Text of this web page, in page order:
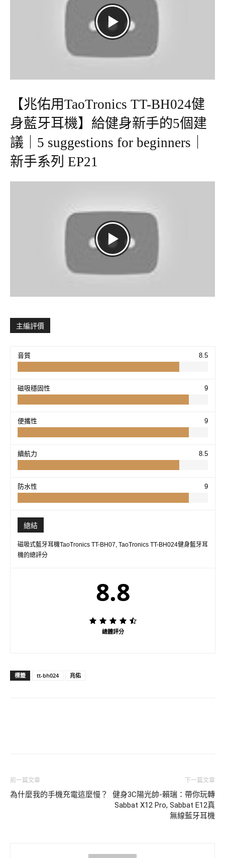
【兆佑用TaoTronics TT-BH024健
身藍牙耳機】給健身新手的5個建
議｜5 suggestions for beginners｜
新手系列 EP21
主編評價
音質 8.5
磁吸穩固性 9
便攜性 9
續航力 8.5
防水性 9
總結
磁吸式藍牙耳機TaoTronics TT-BH07, TaoTronics TT-BH024健身藍牙耳
機的總評分
8.8
總體評分
標籤 tt-bh024 兆佑
前一篇文章
為什麼我的手機充電這麼慢？
下一篇文章
健身3C陽光帥-賴瑞：帶你玩轉
Sabbat X12 Pro, Sabbat E12真
無線藍牙耳機